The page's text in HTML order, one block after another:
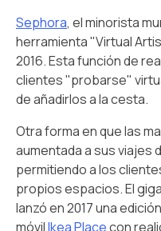
Sephora, el minorista
herramienta "Virtual
2016. Esta función de
clientes "probarse"
de añadirlos a la cesta.
Otra forma en que las
aumentada a sus viajes
permitiendo a los
propios espacios. El
lanzó en 2017 una
móvilIkea Placecon